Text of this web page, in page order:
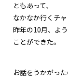
ともあって、
なかなか行くチ
昨年の10月、よ
ことができた。
お話をうかがっ